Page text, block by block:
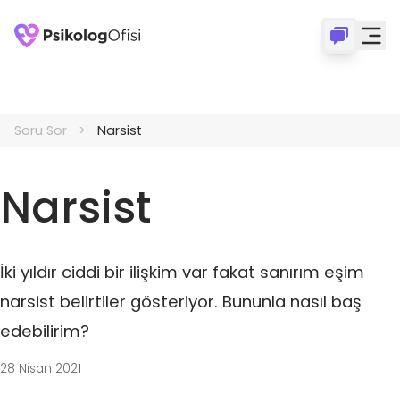
Soru Sor Narsist
Narsist
İki yıldır ciddi bir ilişkim var fakat sanırım eşim
narsist belirtiler gösteriyor. Bununla nasıl baş
edebilirim?
28 Nisan 2021